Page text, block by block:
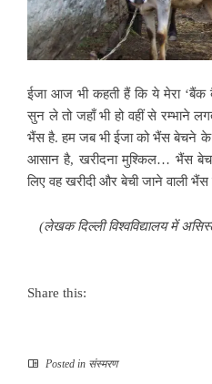
ईजा आज भी कहती हैं कि ये मेरा
सुन ले तो जहाँ भी हो वहीं से रम्भाने
भैंस है. हम जब भी ईजा को भैंस बेचने के
आसान है, खरीदना मुश्किल… भैंस बेच
लिए वह खरीदी और बेची जाने वाली
(लेखक दिल्ली विश्वविद्यालय में
Share this:
Posted in संस्मरण